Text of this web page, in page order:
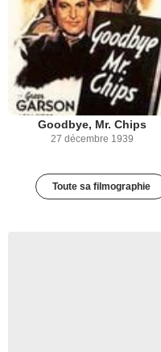
Goodbye, Mr. Chips
27 décembre 1939
Toute sa filmographie